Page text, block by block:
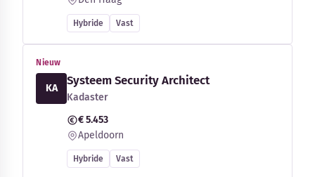
Hybride Vast
Nieuw
KA
Systeem Security Architect
Kadaster
€ 5.453
Apeldoorn
Hybride Vast